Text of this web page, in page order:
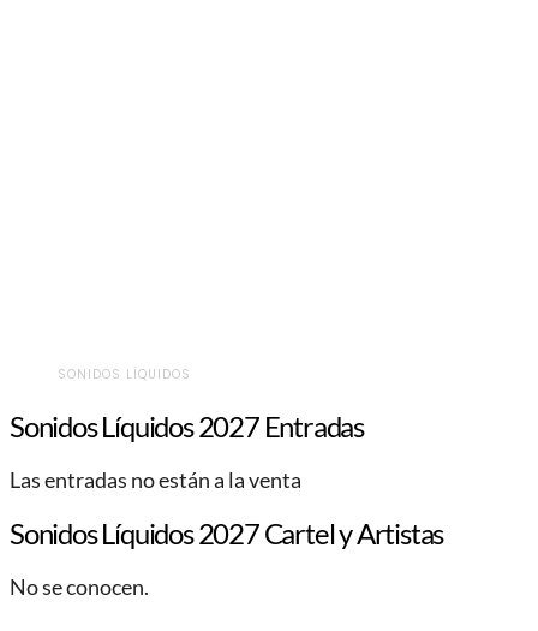
SONIDOS LÍQUIDOS
Sonidos Líquidos 2027 Entradas
Las entradas no están a la venta
Sonidos Líquidos 2027 Cartel y Artistas
No se conocen.